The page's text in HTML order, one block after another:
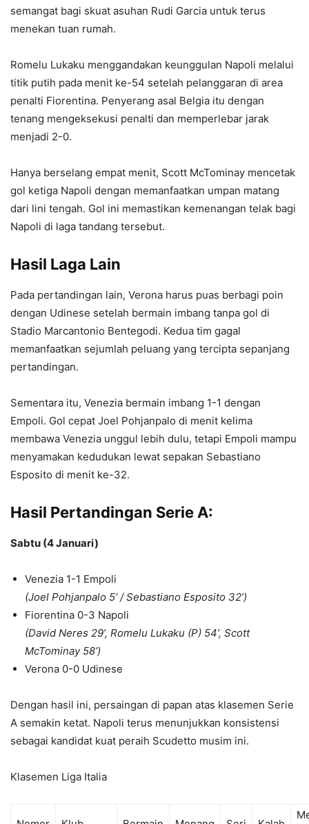
semangat bagi skuat asuhan Rudi Garcia untuk terus
menekan tuan rumah.
Romelu Lukaku menggandakan keunggulan Napoli melalui
titik putih pada menit ke-54 setelah pelanggaran di area
penalti Fiorentina. Penyerang asal Belgia itu dengan
tenang mengeksekusi penalti dan memperlebar jarak
menjadi 2-0.
Hanya berselang empat menit, Scott McTominay mencetak
gol ketiga Napoli dengan memanfaatkan umpan matang
dari lini tengah. Gol ini memastikan kemenangan telak bagi
Napoli di laga tandang tersebut.
Hasil Laga Lain
Pada pertandingan lain, Verona harus puas berbagi poin
dengan Udinese setelah bermain imbang tanpa gol di
Stadio Marcantonio Bentegodi. Kedua tim gagal
memanfaatkan sejumlah peluang yang tercipta sepanjang
pertandingan.
Sementara itu, Venezia bermain imbang 1-1 dengan
Empoli. Gol cepat Joel Pohjanpalo di menit kelima
membawa Venezia unggul lebih dulu, tetapi Empoli mampu
menyamakan kedudukan lewat sepakan Sebastiano
Esposito di menit ke-32.
Hasil Pertandingan Serie A:
Sabtu (4 Januari)
Venezia 1-1 Empoli
(Joel Pohjanpalo 5’ / Sebastiano Esposito 32’)
Fiorentina 0-3 Napoli
(David Neres 29’, Romelu Lukaku (P) 54’, Scott
McTominay 58’)
Verona 0-0 Udinese
Dengan hasil ini, persaingan di papan atas klasemen Serie
A semakin ketat. Napoli terus menunjukkan konsistensi
sebagai kandidat kuat peraih Scudetto musim ini.
Klasemen Liga Italia